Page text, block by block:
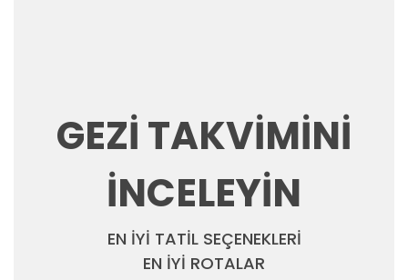
GEZİ TAKVİMİNİ
İNCELEYİN
EN İYİ TATİL SEÇENEKLERİ
EN İYİ ROTALAR